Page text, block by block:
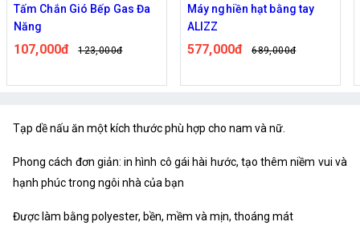
Tấm Chắn Gió Bếp Gas Đa
Năng
107,000đ 123,000đ
Máy nghiền hạt bằng tay
ALIZZ
577,000đ 689,000đ
Tạp dề nấu ăn một kích thước phù hợp cho nam và nữ.
Phong cách đơn giản: in hình cô gái hài hước, tạo thêm niềm vui và
hạnh phúc trong ngôi nhà của bạn
Được làm bằng polyester, bền, mềm và mịn, thoáng mát